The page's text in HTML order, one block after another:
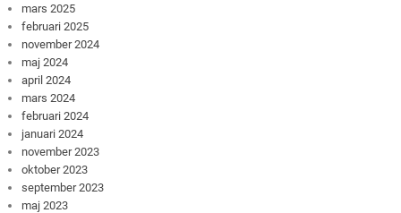
mars 2025
februari 2025
november 2024
maj 2024
april 2024
mars 2024
februari 2024
januari 2024
november 2023
oktober 2023
september 2023
maj 2023